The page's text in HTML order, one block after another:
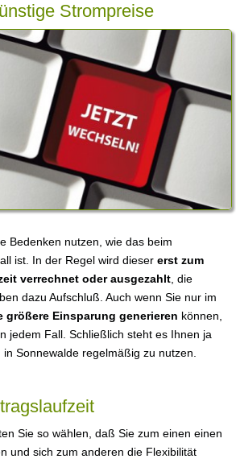
Strompreise
Bedenken nutzen, wie das beim
ist. In der Regel wird dieser erst zum
verrechnet oder ausgezahlt , die
dazu Aufschluß. Auch wenn Sie nur im
größere Einsparung generieren können,
jedem Fall. Schließlich steht es Ihnen ja
Sonnewalde regelmäßig zu nutzen.
Sie so wählen, daß Sie zum einen einen
und sich zum anderen die Flexibilität